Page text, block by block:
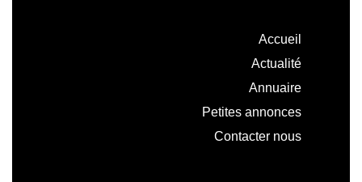
Accueil
Actualité
Annuaire
Petites annonces
Contacter nous